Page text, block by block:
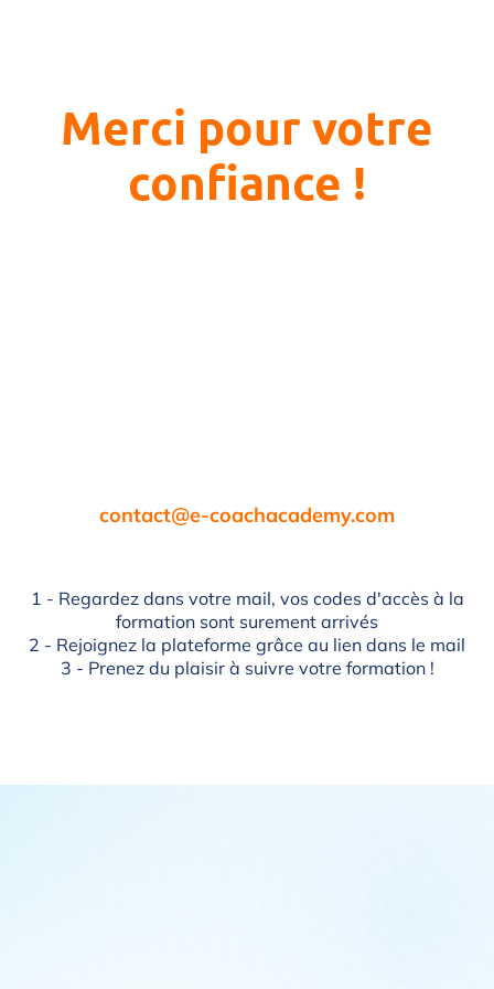
Merci pour votre
confiance !
contact@e-coachacademy.com
1 - Regardez dans votre mail, vos codes d'accès à la
formation sont surement arrivés
2 - Rejoignez la plateforme grâce au lien dans le mail
3 - Prenez du plaisir à suivre votre formation !